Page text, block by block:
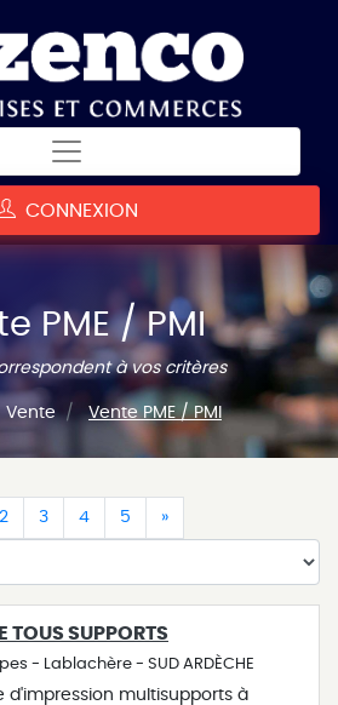
CONNEXION
PME / PMI
à vos critères
Vente Vente PME / PMI
2 (current)
3(current)
4(current)
5 (current)
»(current)
SUPPORTS
- Lablachère - SUD ARDÈCHE
multisupports à